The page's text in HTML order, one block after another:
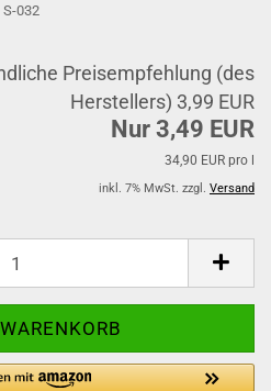
S-032
Preisempfehlung (des
Herstellers) 3,99 EUR
Nur 3,49 EUR
34,90 EUR pro l
inkl. 7% MwSt. zzgl. Versand